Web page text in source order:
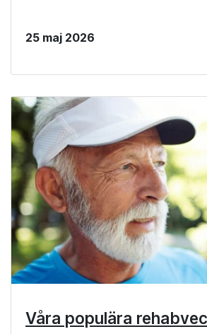
25 maj 2026
Våra populära